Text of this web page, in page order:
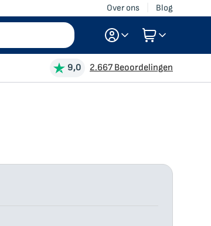
Over ons Blog
9,0 2.667 Beoordelingen